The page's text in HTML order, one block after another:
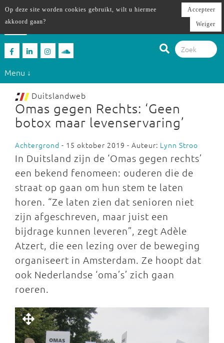
Menu ↓
Duitslandweb
Omas gegen Rechts: ‘Geen
botox maar levenservaring’
Achtergrond - 15 oktober 2019 - Auteur: Lynn Stroo
In Duitsland zijn de ‘Omas gegen rechts’
een bekend fenomeen: ouderen die de
straat op gaan om hun stem te laten
horen. “Ze laten zien dat senioren niet
zijn afgeschreven, maar juist een
bijdrage kunnen leveren”, zegt Adèle
Atzert, die een lezing over de beweging
organiseert in Amsterdam. Ze hoopt dat
ook Nederlandse ‘oma’s’ zich gaan
roeren.
Op deze site worden cookies gebruikt, wilt u hiermee
akkoord gaan?
Accepteer
Weiger